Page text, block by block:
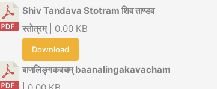
Shiv Tandava Stotram शिव ताण्डव
स्तोत्रम्| 0.00 KB
Download
बाणलिङ्गकवचम् baanalingakavacham